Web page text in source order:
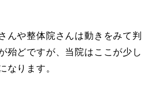
んや整体院さんは動きをみて判
殆どですが、当院はここが少し
なります。